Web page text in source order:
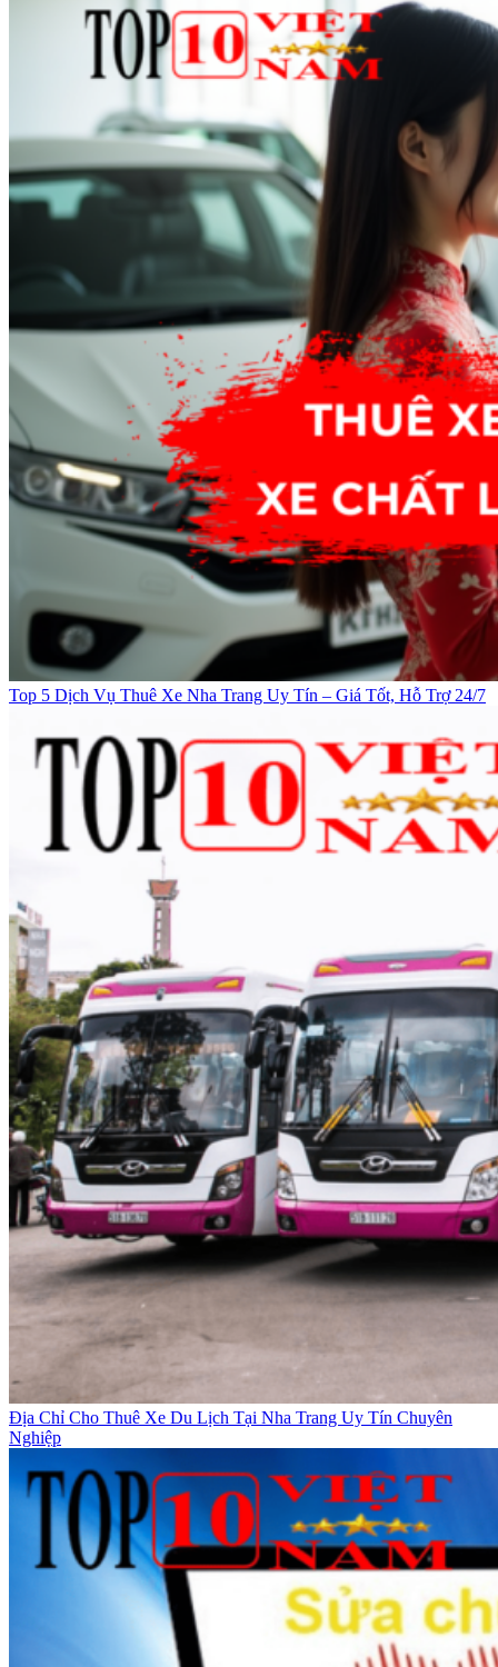
Top 5 Dịch Vụ Thuê Xe Nha Trang Uy Tín – Giá Tốt, Hỗ Trợ 24/7
Địa Chỉ Cho Thuê Xe Du Lịch Tại Nha Trang Uy Tín Chuyên
Nghiệp